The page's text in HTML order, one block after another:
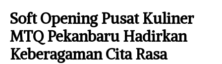
Soft Opening Pusat Kuliner
MTQ Pekanbaru Hadirkan
Keberagaman Cita Rasa